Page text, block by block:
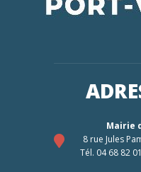
Mairie
8 rue Jules
Tél. 04 68 82